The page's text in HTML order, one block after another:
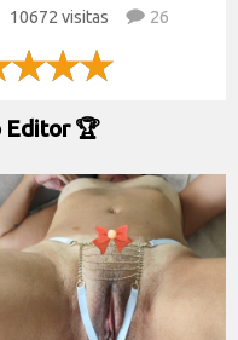
10672 visitas 26
Editor 🏆